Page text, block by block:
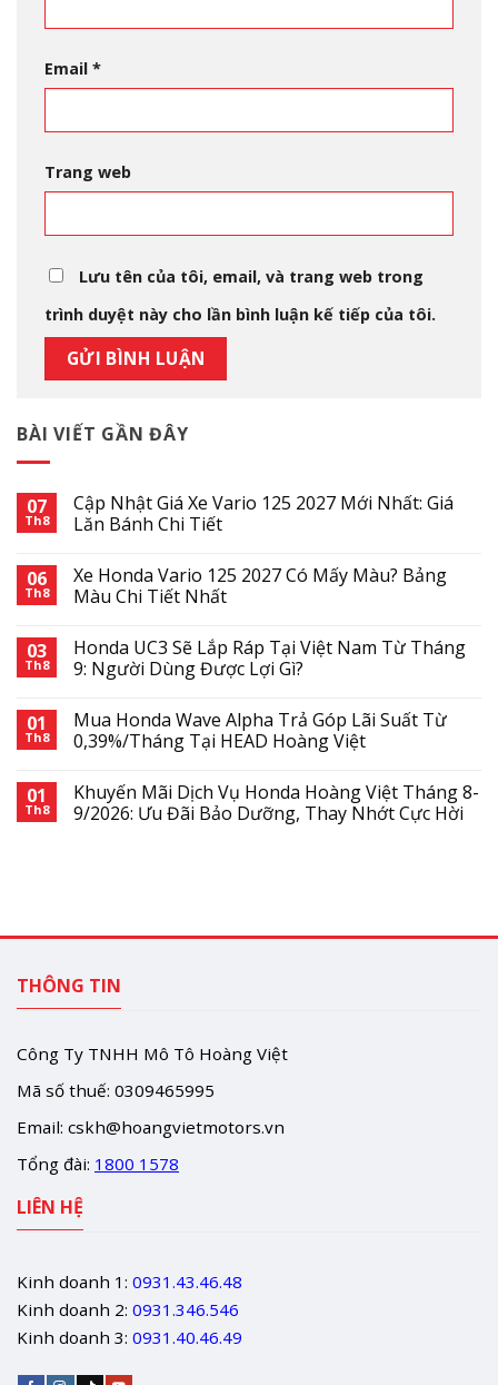
BÀI VIẾT GẦN ĐÂY
07
Th8
Cập Nhật Giá Xe Vario 125 2027 Mới Nhất: Giá
Lăn Bánh Chi Tiết
06
Th8
Xe Honda Vario 125 2027 Có Mấy Màu? Bảng
Màu Chi Tiết Nhất
03
Th8
Honda UC3 Sẽ Lắp Ráp Tại Việt Nam Từ Tháng
9: Người Dùng Được Lợi Gì?
01
Th8
Mua Honda Wave Alpha Trả Góp Lãi Suất Từ
0,39%/Tháng Tại HEAD Hoàng Việt
01
Th8
Khuyến Mãi Dịch Vụ Honda Hoàng Việt Tháng 8-
9/2026: Ưu Đãi Bảo Dưỡng, Thay Nhớt Cực Hời
Email *
Trang web
Lưu tên của tôi, email, và trang web trong
trình duyệt này cho lần bình luận kế tiếp của tôi.
THÔNG TIN
Công Ty TNHH Mô Tô Hoàng Việt
Mã số thuế: 0309465995
Email: cskh@hoangvietmotors.vn
Tổng đài: 1800 1578
LIÊN HỆ
Kinh doanh 1: 0931.43.46.48
Kinh doanh 2: 0931.346.546
Kinh doanh 3: 0931.40.46.49